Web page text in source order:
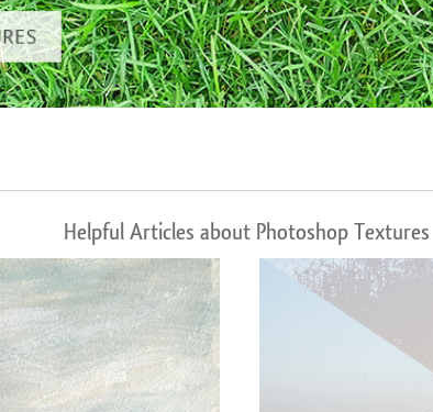
Helpful Articles about Photoshop Textures